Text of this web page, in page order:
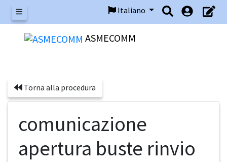
Menu
Italiano
ASMECOMM
Torna alla procedura
comunicazione
apertura buste rinvio